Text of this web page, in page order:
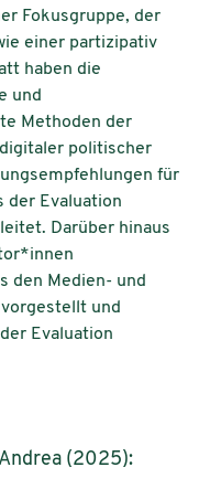
Fokusgruppe, der
einer partizipativ
haben die
und
Methoden der
politischer
für
der Evaluation
Darüber hinaus
den Medien- und
und
Evaluation
(2025):